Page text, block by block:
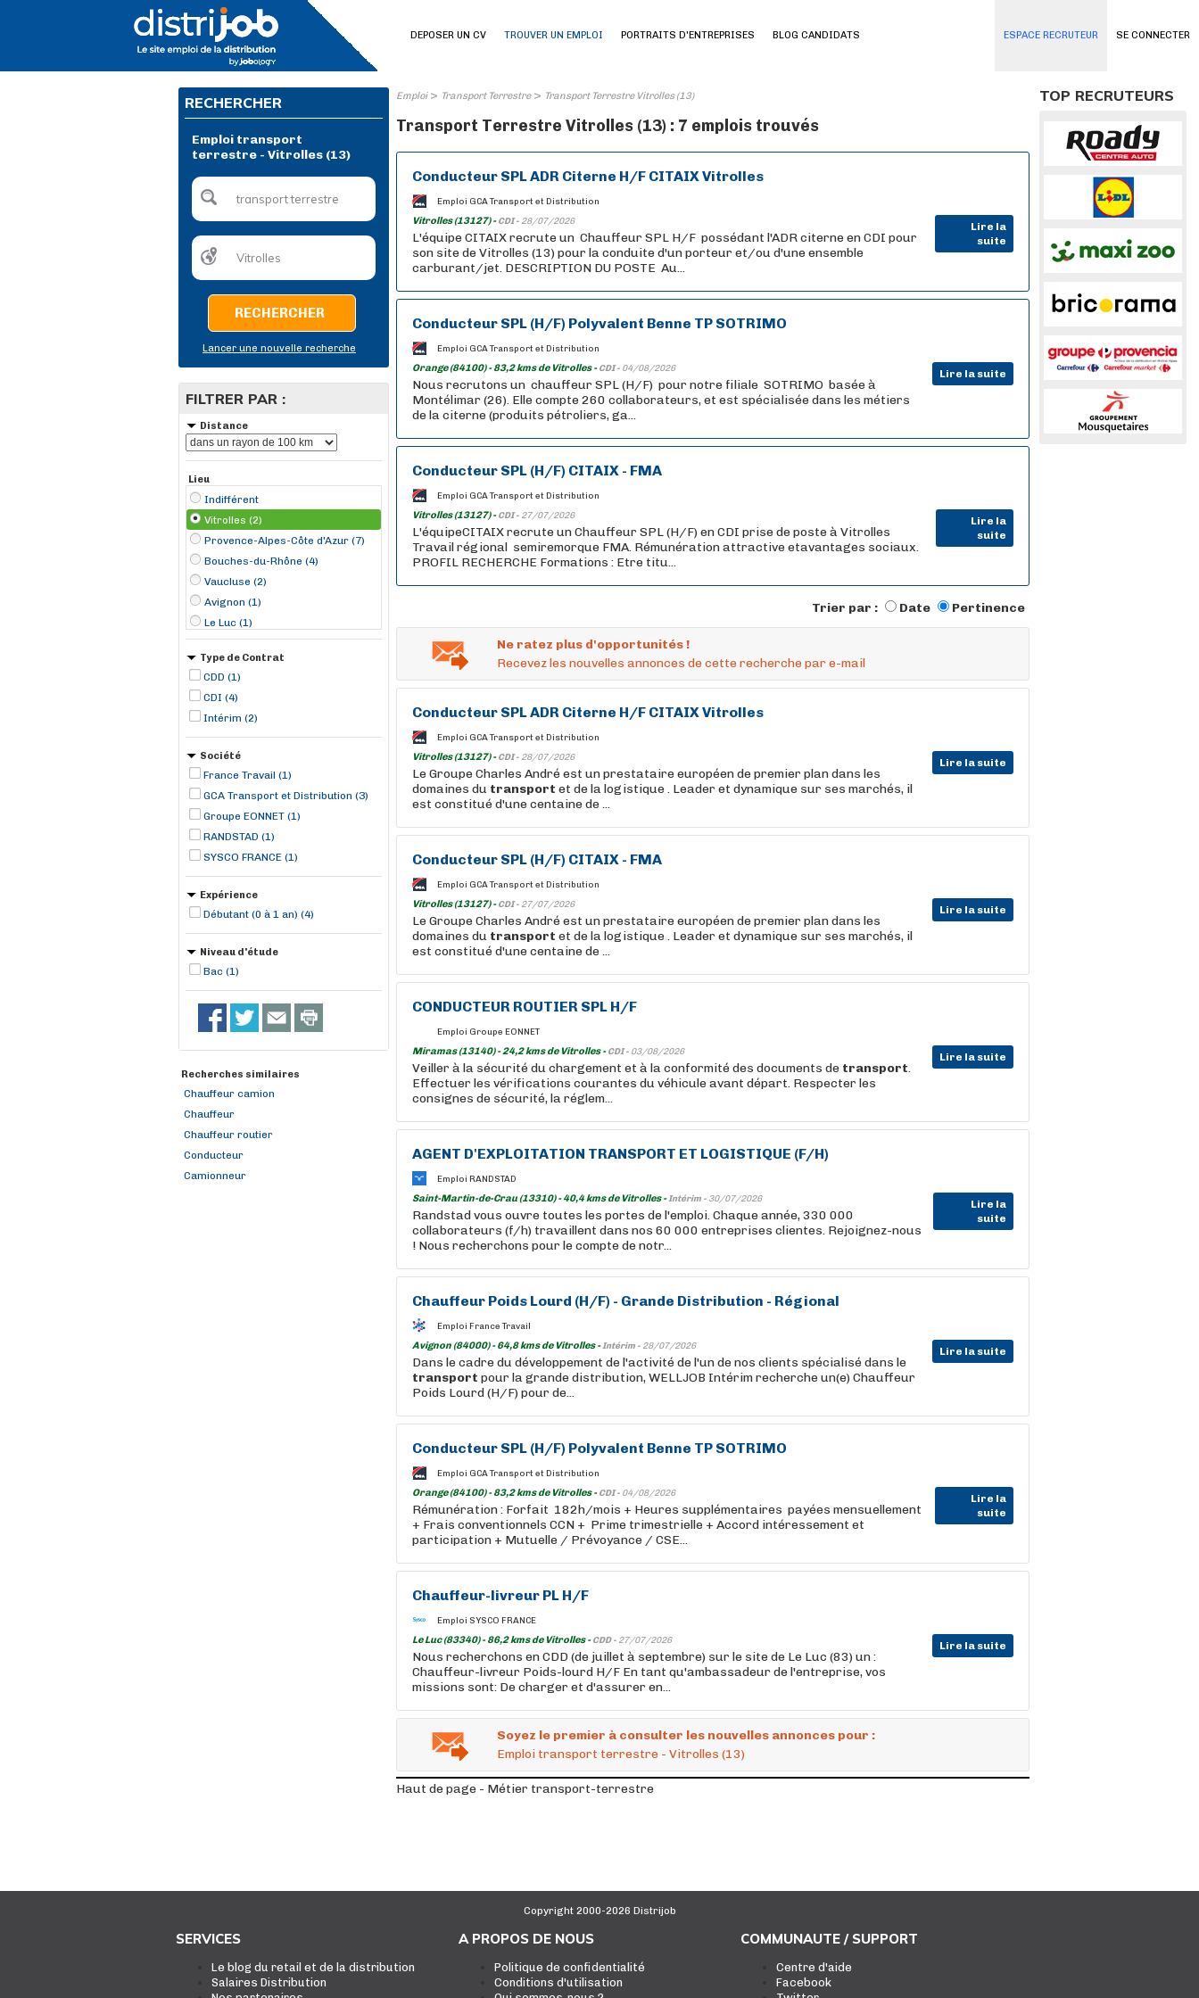
SE CONNECTER
DEPOSER UN CV TROUVER UN EMPLOI PORTRAITS D'ENTREPRISES BLOG CANDIDATS ESPACE RECRUTEUR
RECHERCHER
Emploi transport
terrestre - Vitrolles (13)
RECHERCHER
Lancer une nouvelle recherche
FILTRER PAR :
Distance
Lieu
Indifférent
Vitrolles (2)
Provence-Alpes-Côte d'Azur (7)
Bouches-du-Rhône (4)
Vaucluse (2)
Avignon (1)
Le Luc (1)
Miramas (1)
Orange (1)
Saint-Martin-de-Crau (1)
Type de Contrat
CDD (1)
CDI (4)
Intérim (2)
Société
France Travail (1)
GCA Transport et Distribution (3)
Groupe EONNET (1)
RANDSTAD (1)
SYSCO FRANCE (1)
Expérience
Débutant (0 à 1 an) (4)
Niveau d'étude
Bac (1)
Recherches similaires
Chauffeur camion
Chauffeur
Chauffeur routier
Conducteur
Camionneur
Emploi> Transport Terrestre> Transport Terrestre Vitrolles (13)
Transport Terrestre Vitrolles (13) : 7 emplois trouvés
Conducteur SPL ADR Citerne H/F CITAIX Vitrolles
Emploi GCA Transport et Distribution
Vitrolles (13127) -CDI - 28/07/2026
Lire la
suite
L'équipe CITAIX recrute un Chauffeur SPL H/F possédant l'ADR citerne en CDI pour
son site de Vitrolles (13) pour la conduite d'un porteur et/ou d'une ensemble
carburant/jet. DESCRIPTION DU POSTE Au...
Conducteur SPL (H/F) Polyvalent Benne TP SOTRIMO
Emploi GCA Transport et Distribution
Orange (84100) - 83,2 kms de Vitrolles -CDI - 04/08/2026 Lire la suite
Nous recrutons un chauffeur SPL (H/F) pour notre filiale SOTRIMO basée à
Montélimar (26). Elle compte 260 collaborateurs, et est spécialisée dans les métiers
de la citerne (produits pétroliers, ga...
Conducteur SPL (H/F) CITAIX - FMA
Emploi GCA Transport et Distribution
Vitrolles (13127) -CDI - 27/07/2026
Lire la
suite
L'équipeCITAIX recrute un Chauffeur SPL (H/F) en CDI prise de poste à Vitrolles
Travail régional semiremorque FMA. Rémunération attractive etavantages sociaux.
PROFIL RECHERCHE Formations : Etre titu...
Trier par : Date Pertinence
Ne ratez plus d'opportunités !
Recevez les nouvelles annonces de cette recherche par e-mail
Conducteur SPL ADR Citerne H/F CITAIX Vitrolles
Emploi GCA Transport et Distribution
Vitrolles (13127) -CDI - 28/07/2026 Lire la suite
Le Groupe Charles André est un prestataire européen de premier plan dans les
domaines du transport et de la logistique . Leader et dynamique sur ses marchés, il
est constitué d'une centaine de ...
Conducteur SPL (H/F) CITAIX - FMA
Emploi GCA Transport et Distribution
Vitrolles (13127) -CDI - 27/07/2026 Lire la suite
Le Groupe Charles André est un prestataire européen de premier plan dans les
domaines du transport et de la logistique . Leader et dynamique sur ses marchés, il
est constitué d'une centaine de ...
CONDUCTEUR ROUTIER SPL H/F
Emploi Groupe EONNET
Miramas (13140) - 24,2 kms de Vitrolles -CDI - 03/08/2026 Lire la suite
Veiller à la sécurité du chargement et à la conformité des documents de transport.
Effectuer les vérifications courantes du véhicule avant départ. Respecter les
consignes de sécurité, la réglem...
AGENT D'EXPLOITATION TRANSPORT ET LOGISTIQUE (F/H)
Emploi RANDSTAD
Saint-Martin-de-Crau (13310) - 40,4 kms de Vitrolles -Intérim - 30/07/2026
Lire la
suite
Randstad vous ouvre toutes les portes de l'emploi. Chaque année, 330 000
collaborateurs (f/h) travaillent dans nos 60 000 entreprises clientes. Rejoignez-nous
! Nous recherchons pour le compte de notr...
Chauffeur Poids Lourd (H/F) - Grande Distribution - Régional
Emploi France Travail
Avignon (84000) - 64,8 kms de Vitrolles -Intérim - 28/07/2026 Lire la suite
Dans le cadre du développement de l'activité de l'un de nos clients spécialisé dans le
transport pour la grande distribution, WELLJOB Intérim recherche un(e) Chauffeur
Poids Lourd (H/F) pour de...
Conducteur SPL (H/F) Polyvalent Benne TP SOTRIMO
Emploi GCA Transport et Distribution
Orange (84100) - 83,2 kms de Vitrolles -CDI - 04/08/2026
Lire la
suite
Rémunération : Forfait 182h/mois + Heures supplémentaires payées mensuellement
+ Frais conventionnels CCN + Prime trimestrielle + Accord intéressement et
participation + Mutuelle / Prévoyance / CSE...
Chauffeur-livreur PL H/F
Emploi SYSCO FRANCE
Le Luc (83340) - 86,2 kms de Vitrolles -CDD - 27/07/2026 Lire la suite
Nous recherchons en CDD (de juillet à septembre) sur le site de Le Luc (83) un :
Chauffeur-livreur Poids-lourd H/F En tant qu'ambassadeur de l'entreprise, vos
missions sont: De charger et d'assurer en...
Soyez le premier à consulter les nouvelles annonces pour :
Emploi transport terrestre - Vitrolles (13)
Haut de page - Métier transport-terrestre
TOP RECRUTEURS
Copyright 2000-2026 Distrijob
SERVICES
Le blog du retail et de la distribution
Salaires Distribution
A PROPOS DE NOUS
Politique de confidentialité
Conditions d'utilisation
COMMUNAUTE / SUPPORT
Centre d'aide
Facebook